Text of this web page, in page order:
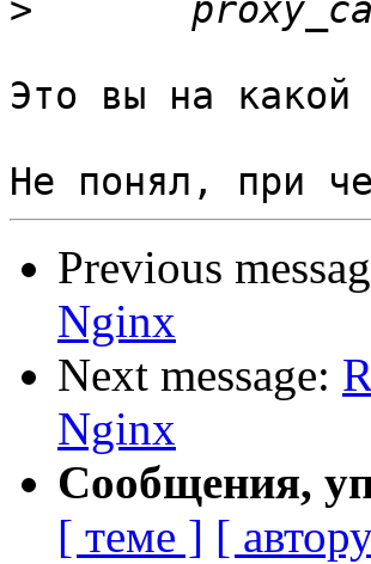
>
Это вы на какой
Previous
Nginx
Next message:
Nginx
Сообщения,
[ теме ] [